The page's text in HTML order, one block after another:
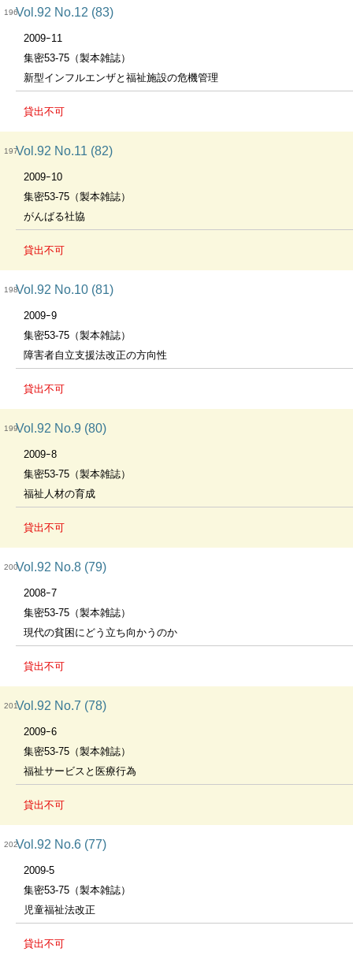
196Vol.92 No.12 (83)
2009ｰ11
集密53-75（製本雑誌）
新型インフルエンザと福祉施設の危機管理
貸出不可
197Vol.92 No.11 (82)
2009ｰ10
集密53-75（製本雑誌）
がんばる社協
貸出不可
198Vol.92 No.10 (81)
2009ｰ9
集密53-75（製本雑誌）
障害者自立支援法改正の方向性
貸出不可
199Vol.92 No.9 (80)
2009ｰ8
集密53-75（製本雑誌）
福祉人材の育成
貸出不可
200Vol.92 No.8 (79)
2008ｰ7
集密53-75（製本雑誌）
現代の貧困にどう立ち向かうのか
貸出不可
201Vol.92 No.7 (78)
2009ｰ6
集密53-75（製本雑誌）
福祉サービスと医療行為
貸出不可
202Vol.92 No.6 (77)
2009-5
集密53-75（製本雑誌）
児童福祉法改正
貸出不可